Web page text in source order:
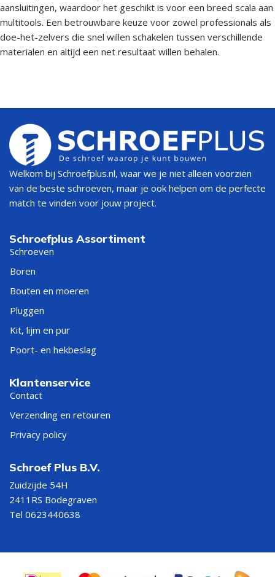
aansluitingen, waardoor het geschikt is voor een breed scala aan
multitools. Een betrouwbare keuze voor zowel professionals als
doe-het-zelvers die snel willen schakelen tussen verschillende
materialen en altijd een net resultaat willen behalen.
Welkom bij Schroefplus.nl, waar we je niet alleen voorzien
van de beste schroeven, maar je ook helpen om de perfecte
match te vinden voor jouw project.
Schroefplus Assortiment
Schroeven
Boren
Bouten en moeren
Pluggen
Kit, lijm en pur
Poort- en hekbeslag
Klantenservice
Contact
Verzending en retouren
Privacy policy
Schroef Plus B.V.
Zuidzijde 54H
2411RS Bodegraven
Tel 0623440638